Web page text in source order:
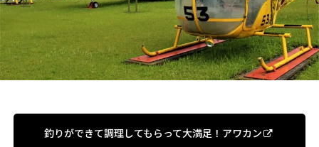
釣りができて調理してもらって大満足！アワカン